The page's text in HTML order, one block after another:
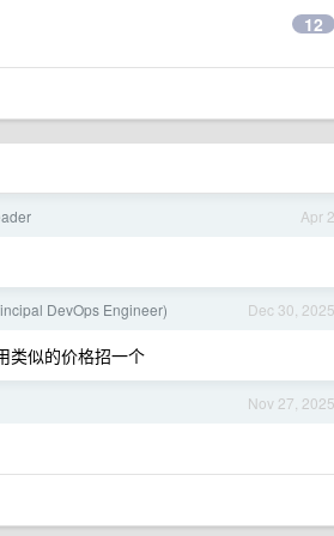
12
Apr 2
Dec 30, 2025
DevOps Engineer)
类似的价格招一个
Nov 27, 2025